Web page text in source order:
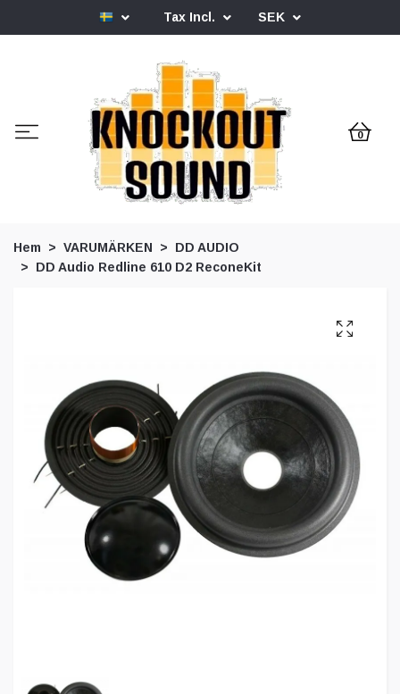
Tax Incl. SEK
0
Hem VARUMÄRKEN
DD AUDIO
DD Audio Redline 610 D2 ReconeKit